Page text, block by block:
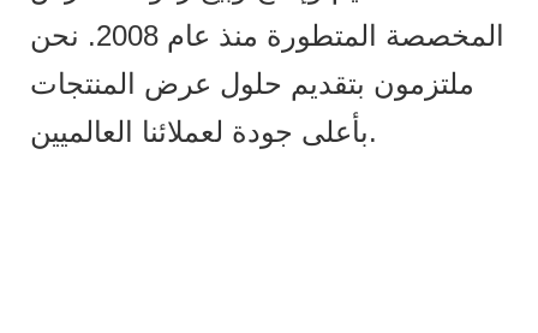
المخصصة المتطورة منذ عام 2008. نحن
ملتزمون بتقديم حلول عرض المنتجات
بأعلى جودة لعملائنا العالميين.